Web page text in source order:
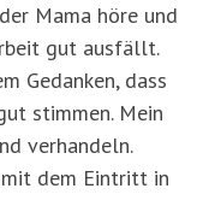
Mama höre und
gut ausfällt.
Gedanken, dass
stimmen. Mein
verhandeln.
mit dem Eintritt in